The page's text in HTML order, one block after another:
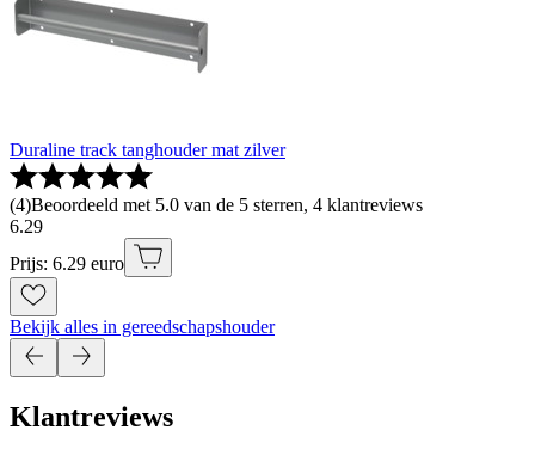
Duraline track tanghouder mat zilver
(4)Beoordeeld met 5.0 van de 5 sterren, 4 klantreviews
6.29
Prijs: 6.29 euro
Bekijk alles in gereedschapshouder
Klantreviews